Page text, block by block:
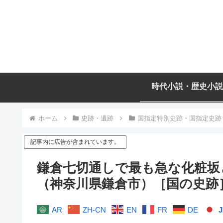
時代小説・歴史小
ホーム 史跡・遺跡 国指定特別史跡・国指定史跡
記事内に広告が含まれています。
鎌倉七切通しで最も急な化粧
（神奈川県鎌倉市）［国の史跡
AR ZH-CN EN FR DE